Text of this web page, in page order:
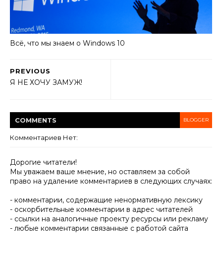
Всё, что мы знаем о Windows 10
PREVIOUS
Я НЕ ХОЧУ ЗАМУЖ!
COMMENTS BLOGGER
Комментариев Нет:
Дорогие читатели!
Мы уважаем ваше мнение, но оставляем за собой
право на удаление комментариев в следующих случаях:
- комментарии, содержащие ненормативную лексику
- оскорбительные комментарии в адрес читателей
- ссылки на аналогичные проекту ресурсы или рекламу
- любые комментарии связанные с работой сайта